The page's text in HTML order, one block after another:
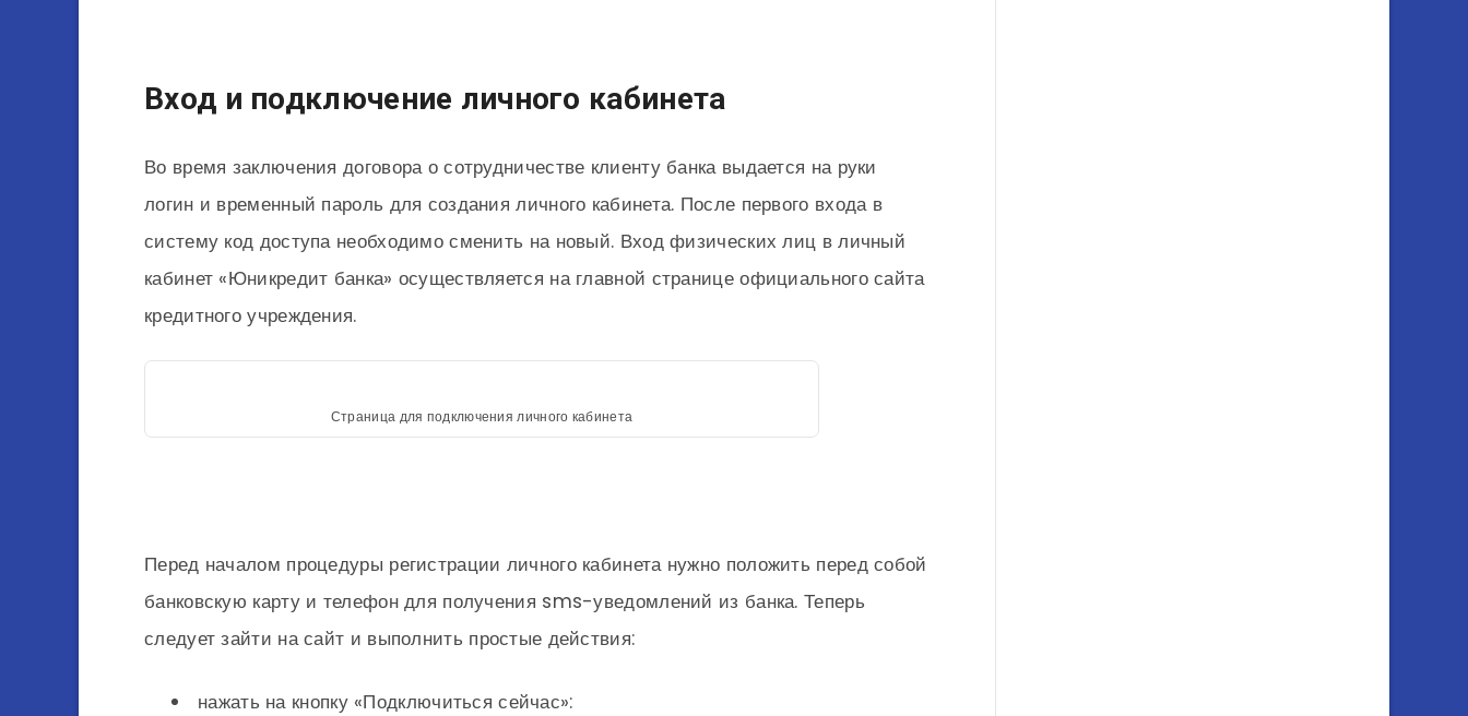
Вход и подключение личного кабинета
Во время заключения договора о сотрудничестве клиенту банка выдается на руки
логин и временный пароль для создания личного кабинета. После первого входа в
систему код доступа необходимо сменить на новый. Вход физических лиц в личный
кабинет «Юникредит банка» осуществляется на главной странице официального сайта
кредитного учреждения.
Страница для подключения личного кабинета
Перед началом процедуры регистрации личного кабинета нужно положить перед собой
банковскую карту и телефон для получения sms-уведомлений из банка. Теперь
следует зайти на сайт и выполнить простые действия:
нажать на кнопку «Подключиться сейчас»: